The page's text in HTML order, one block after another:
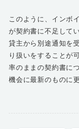
このように、インボ
が契約書に不足して
貸主から別途通知を
り扱いをすることが
率のままの契約書に
機会に最新のものに